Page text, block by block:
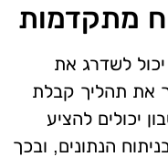
מתקדמות
לשדרג את
את תהליך קבלת
יכולים להציע
הנתונים, ובכך